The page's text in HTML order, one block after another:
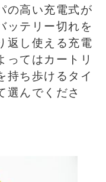
の高い充電式が
ッテリー切れを
返し使える充電
ってはカートリ
持ち歩けるタイ
選んでくださ